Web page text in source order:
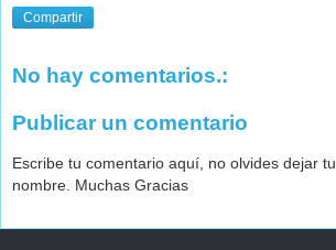
Compartir
No hay comentarios.:
Publicar un comentario
Escribe tu comentario aquí, no olvides dejar tu
nombre. Muchas Gracias